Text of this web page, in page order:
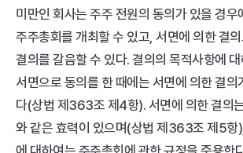
미만인 회사는 주주 전원의 동의가 있을 경우
주주총회를 개최할 수 있고, 서면에 의한 결
결의를 갈음할 수 있다. 결의의 목적사항에 대
서면으로 동의를 한 때에는 서면에 의한 결의
다(상법 제363조 제4항). 서면에 의한 결의
와 같은 효력이 있으며(상법 제363조 제5항